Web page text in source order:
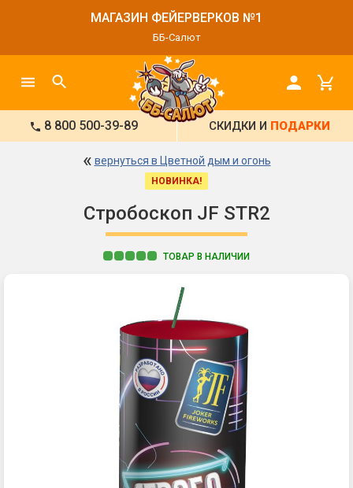
МАГАЗИН ФЕЙЕРВЕРКОВ №1
ББ-Салют
8 800 500-39-89 СКИДКИ И ПОДАРКИ
« вернуться в Цветной дым и огонь
НОВИНКА!
Стробоскоп JF STR2
ТОВАР В НАЛИЧИИ